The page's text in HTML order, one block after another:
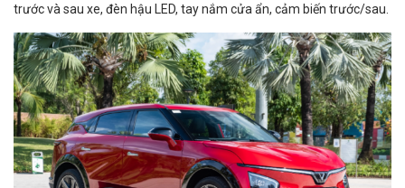
trước và sau xe, đèn hậu LED, tay nắm cửa ẩn, cảm biến trước/sau.